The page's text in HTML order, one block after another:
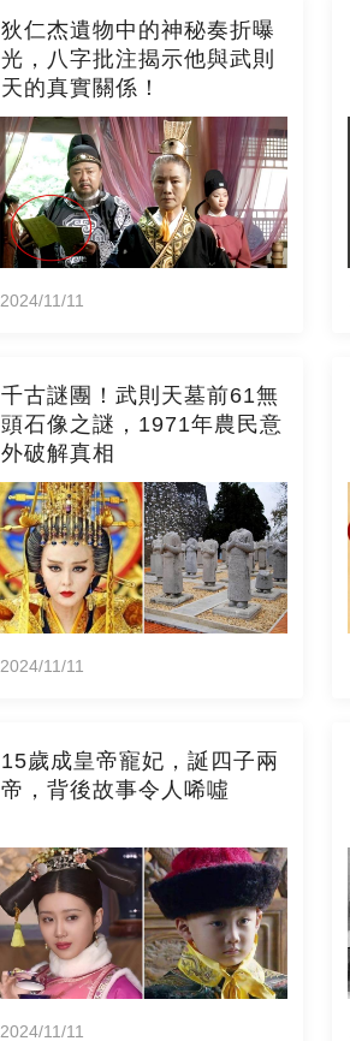
狄仁杰遺物中的神秘奏折曝
光，八字批注揭示他與武則
天的真實關係！
2024/11/11
千古謎團！武則天墓前61無
頭石像之謎，1971年農民意
外破解真相
2024/11/11
15歲成皇帝寵妃，誕四子兩
帝，背後故事令人唏噓
2024/11/11